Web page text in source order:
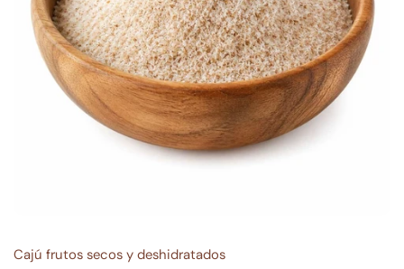
Cajú frutos secos y deshidratados